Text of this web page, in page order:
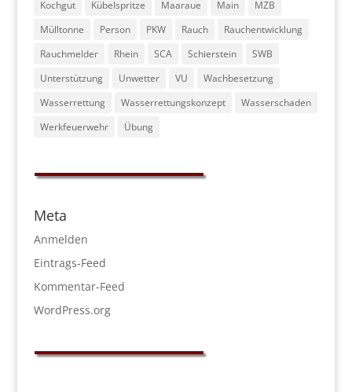
Kochgut
Kübelspritze Maaraue Main
MZB
Mülltonne
Person PKW Rauch
Rauchentwicklung
Rauchmelder
Rhein SCA Schierstein
SWB
Unterstützung
Unwetter VU
Wachbesetzung
Wasserrettung
Wasserrettungskonzept
Wasserschaden
Werkfeuerwehr
Übung
Meta
Anmelden
Eintrags-Feed
Kommentar-Feed
WordPress.org